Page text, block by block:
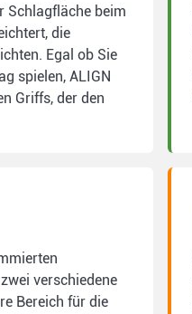
Schlagfläche beim
die
Egal ob Sie
spielen, ALIGN
Griffs, der den
verschiedene
Bereich für die